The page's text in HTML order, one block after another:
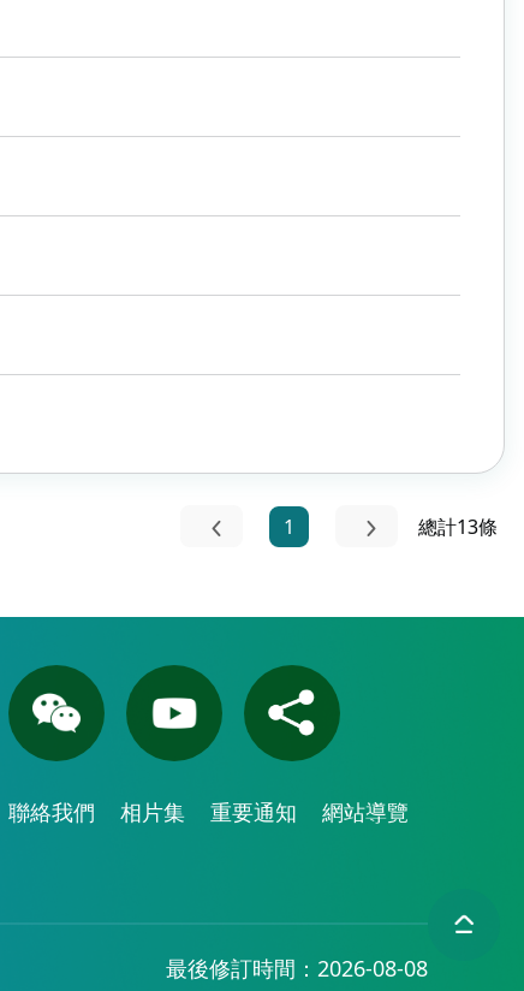
1 總計13條
聯絡我們 相片集 重要通知 網站導覽
最後修訂時間：2026-08-08